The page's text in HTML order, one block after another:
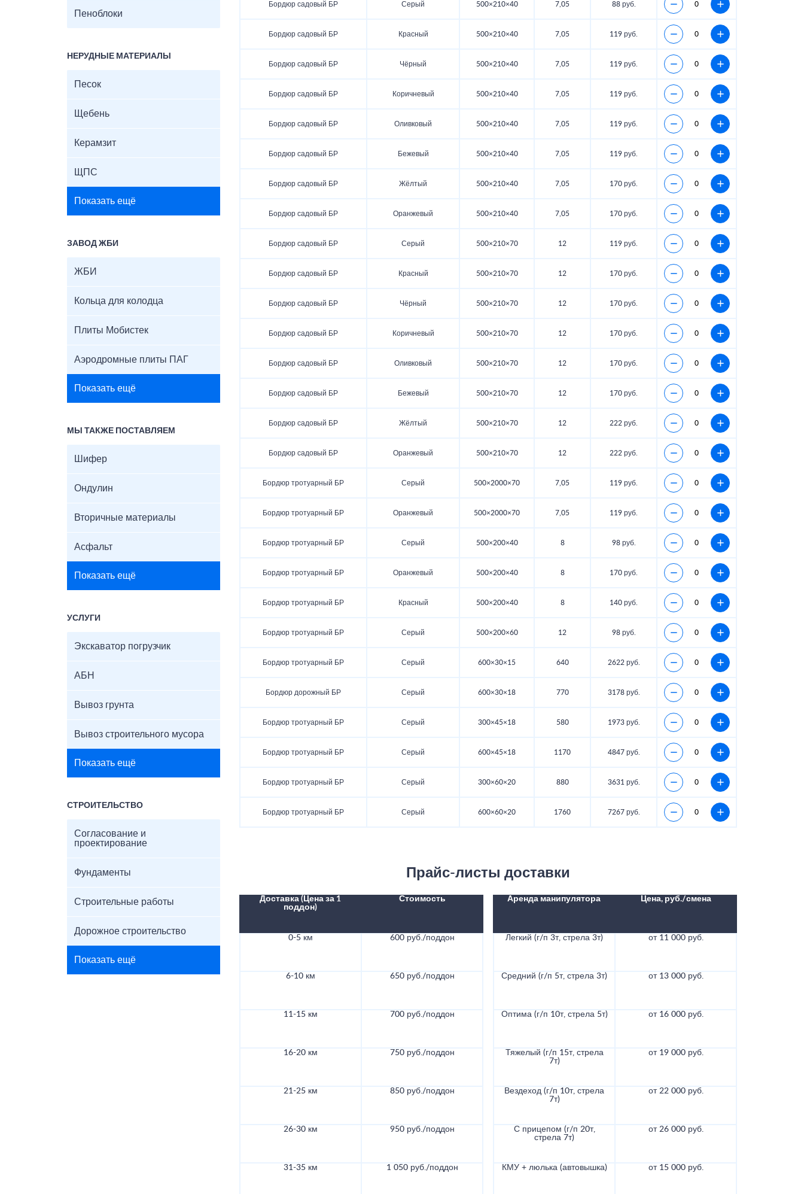
Пеноблоки
НЕРУДНЫЕ МАТЕРИАЛЫ
Песок
Щебень
Керамзит
ЩПС
Показать ещё
ЗАВОД ЖБИ
ЖБИ
Кольца для колодца
Плиты Мобистек
Аэродромные плиты ПАГ
Показать ещё
МЫ ТАКЖЕ ПОСТАВЛЯЕМ
Шифер
Ондулин
Вторичные материалы
Асфальт
Показать ещё
УСЛУГИ
Экскаватор погрузчик
АБН
Вывоз грунта
Вывоз строительного мусора
Показать ещё
СТРОИТЕЛЬСТВО
Согласование и
проектирование
Фундаменты
Строительные работы
Дорожное строительство
Показать ещё
Бордюр садовый БР Серый 500×210×40 7,05 88 руб.
Бордюр садовый БР Красный 500×210×40 7,05 119 руб.
Бордюр садовый БР Чёрный 500×210×40 7,05 119 руб.
Бордюр садовый БР Коричневый 500×210×40 7,05 119 руб.
Бордюр садовый БР Оливковый 500×210×40 7,05 119 руб.
Бордюр садовый БР Бежевый 500×210×40 7,05 119 руб.
Бордюр садовый БР Жёлтый 500×210×40 7,05 170 руб.
Бордюр садовый БР Оранжевый 500×210×40 7,05 170 руб.
Бордюр садовый БР Серый 500×210×70 12 119 руб.
Бордюр садовый БР Красный 500×210×70 12 170 руб.
Бордюр садовый БР Чёрный 500×210×70 12 170 руб.
Бордюр садовый БР Коричневый 500×210×70 12 170 руб.
Бордюр садовый БР Оливковый 500×210×70 12 170 руб.
Бордюр садовый БР Бежевый 500×210×70 12 170 руб.
Бордюр садовый БР Жёлтый 500×210×70 12 222 руб.
Бордюр садовый БР Оранжевый 500×210×70 12 222 руб.
Бордюр тротуарный БР Серый 500×2000×70 7,05 119 руб.
Бордюр тротуарный БР Оранжевый 500×2000×70 7,05 119 руб.
Бордюр тротуарный БР Серый 500×200×40 8 98 руб.
Бордюр тротуарный БР Оранжевый 500×200×40 8 170 руб.
Бордюр тротуарный БР Красный 500×200×40 8 140 руб.
Бордюр тротуарный БР Серый 500×200×60 12 98 руб.
Бордюр тротуарный БР Серый 600×30×15 640 2622 руб.
Бордюр дорожный БР Серый 600×30×18 770 3178 руб.
Бордюр тротуарный БР Серый 300×45×18 580 1973 руб.
Бордюр тротуарный БР Серый 600×45×18 1170 4847 руб.
Бордюр тротуарный БР Серый 300×60×20 880 3631 руб.
Бордюр тротуарный БР Серый 600×60×20 1760 7267 руб.
Прайс-листы доставки
Доставка (Цена за 1
поддон)
Стоимость
0-5 км 600 руб./поддон
6-10 км 650 руб./поддон
11-15 км 700 руб./поддон
16-20 км 750 руб./поддон
21-25 км 850 руб./поддон
26-30 км 950 руб./поддон
31-35 км 1 050 руб./поддон
Аренда манипулятора Цена, руб./смена
Легкий (г/п 3т, стрела 3т) от 11 000 руб.
Средний (г/п 5т, стрела 3т) от 13 000 руб.
Оптима (г/п 10т, стрела 5т) от 16 000 руб.
Тяжелый (г/п 15т, стрела
7т)
от 19 000 руб.
Вездеход (г/п 10т, стрела
7т)
от 22 000 руб.
С прицепом (г/п 20т,
стрела 7т)
от 26 000 руб.
КМУ + люлька (автовышка) от 15 000 руб.